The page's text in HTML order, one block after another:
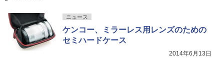
ニュース
ケンコー、ミラーレス用レンズのための
セミハードケース
2014年6月13日